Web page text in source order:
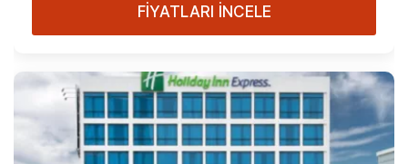
FİYATLARI İNCELE